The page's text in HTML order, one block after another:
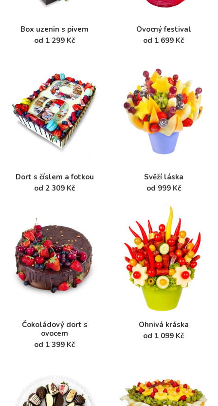
Box uzenin s pivem
od 1 299 Kč
Ovocný festival
od 1 699 Kč
Dort s číslem a fotkou
od 2 309 Kč
Svěží láska
od 999 Kč
Čokoládový dort s
ovocem
od 1 399 Kč
Ohnivá kráska
od 1 099 Kč